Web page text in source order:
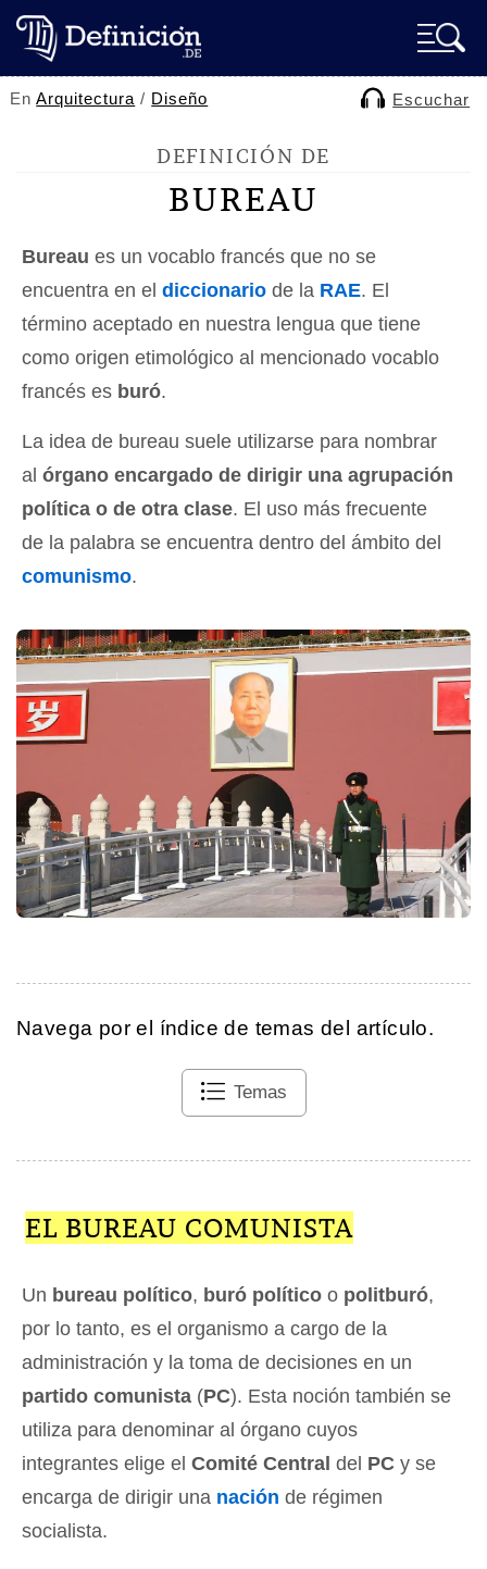
EnArquitectura / Diseño Escuchar
DEFINICIÓN DE
BUREAU
Bureau es un vocablo francés que no se
encuentra en el diccionario de la RAE. El
término aceptado en nuestra lengua que tiene
como origen etimológico al mencionado vocablo
francés es buró.
La idea de bureau suele utilizarse para nombrar
al órgano encargado de dirigir una agrupación
política o de otra clase. El uso más frecuente
de la palabra se encuentra dentro del ámbito del
comunismo.
Navega por el índice de temas del artículo.
Temas
EL BUREAU COMUNISTA
Un bureau político, buró político o politburó,
por lo tanto, es el organismo a cargo de la
administración y la toma de decisiones en un
partido comunista (PC). Esta noción también se
utiliza para denominar al órgano cuyos
integrantes elige el Comité Central del PC y se
encarga de dirigir una nación de régimen
socialista.